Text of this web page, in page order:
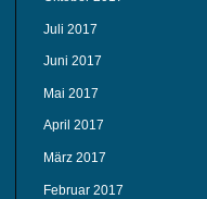
Juli 2017
Juni 2017
Mai 2017
April 2017
März 2017
Februar 2017